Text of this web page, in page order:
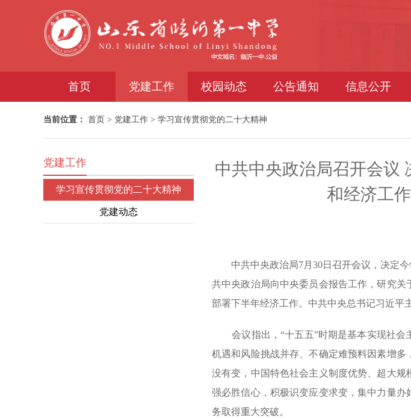
首页 党建工作 校园动态 公告通知 信息公开
当前位置： 首页 > 党建工作 > 学习宣传贯彻党的二十大精神
党建工作
学习宣传贯彻党的二十大精神
党建动态
中共中央政治局召开会议
和经济工
中共中央政治局7月30日召开会议，决定今
共中央政治局向中央委员会报告工作，研究关
部署下半年经济工作。中共中央总书记习近平
会议指出，“十五五”时期是基本实现社会
机遇和风险挑战并存、不确定难预料因素增
没有变，中国特色社会主义制度优势、超大
强必胜信心，积极识变应变求变，集中力量
务取得重大突破。